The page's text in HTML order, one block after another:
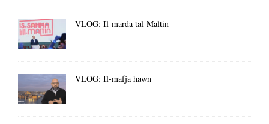
VLOG: Il-marda tal-Maltin
VLOG: Il-mafja hawn